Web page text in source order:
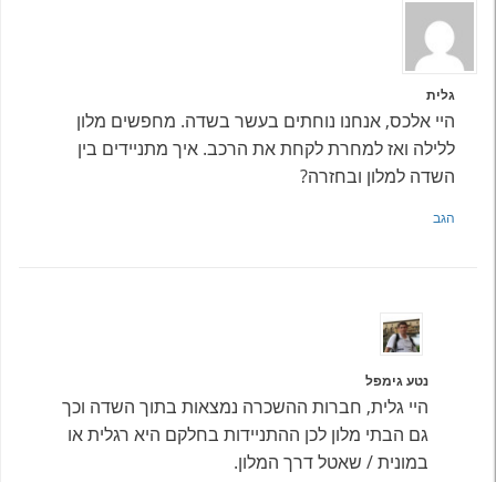
גלית
היי אלכס, אנחנו נוחתים בעשר בשדה. מחפשים מלון
ללילה ואז למחרת לקחת את הרכב. איך מתניידים בין
השדה למלון ובחזרה?
הגב
נטע גימפל
היי גלית, חברות ההשכרה נמצאות בתוך השדה וכך
גם הבתי מלון לכן ההתניידות בחלקם היא רגלית או
במונית / שאטל דרך המלון.